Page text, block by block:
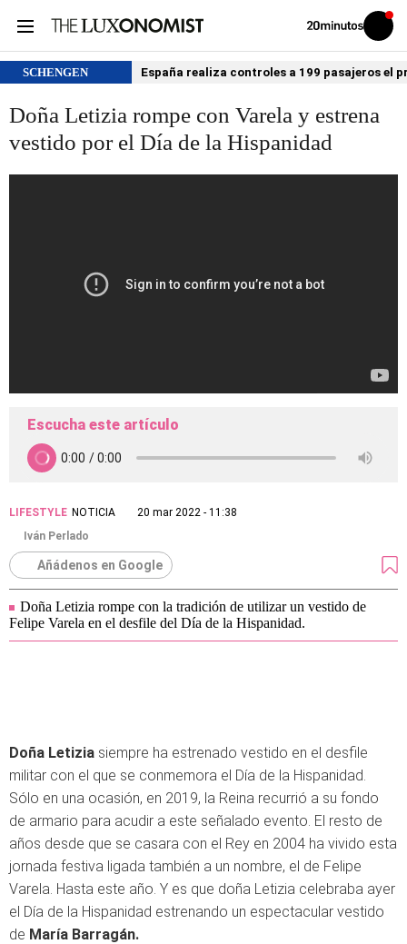
Volver
Iniciar
sesión
SCHENGEN España realiza controles a 199 pasajeros el
Doña Letizia rompe con Varela y estrena
vestido por el Día de la Hispanidad
Escucha este artículo
LIFESTYLE NOTICIA
20 mar 2022 - 11:38
Iván Perlado
Añádenos en Google
Doña Letizia rompe con la tradición de utilizar un vestido de
Felipe Varela en el desfile del Día de la Hispanidad.
Doña Letizia siempre ha estrenado vestido en el desfile
militar con el que se conmemora el Día de la Hispanidad.
Sólo en una ocasión, en 2019, la Reina recurrió a su fondo
de armario para acudir a este señalado evento. El resto de
años desde que se casara con el Rey en 2004 ha vivido esta
jornada festiva ligada también a un nombre, el de Felipe
Varela. Hasta este año. Y es que doña Letizia celebraba ayer
el Día de la Hispanidad estrenando un espectacular vestido
de María Barragán.